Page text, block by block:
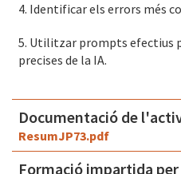
4. Identificar els errors més
5. Utilitzar prompts efectius
precises de la IA.
Documentació de
ResumJP73.pdf
Formació impartida per